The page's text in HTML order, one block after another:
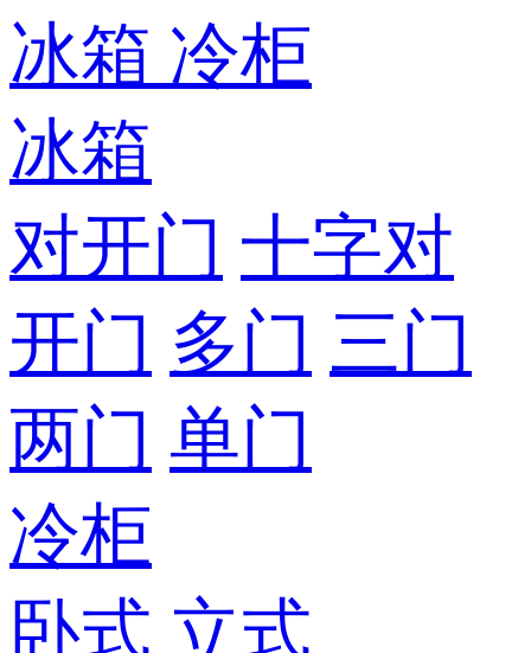
冰箱 冷柜
冰箱
对开门 十字对
开门 多门 三门
两门 单门
冷柜
卧式 立式